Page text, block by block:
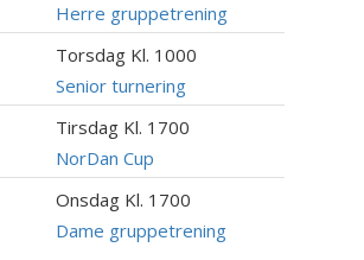
Herre gruppetrening
Torsdag Kl. 1000
Senior turnering
Tirsdag Kl. 1700
NorDan Cup
Onsdag Kl. 1700
Dame gruppetrening